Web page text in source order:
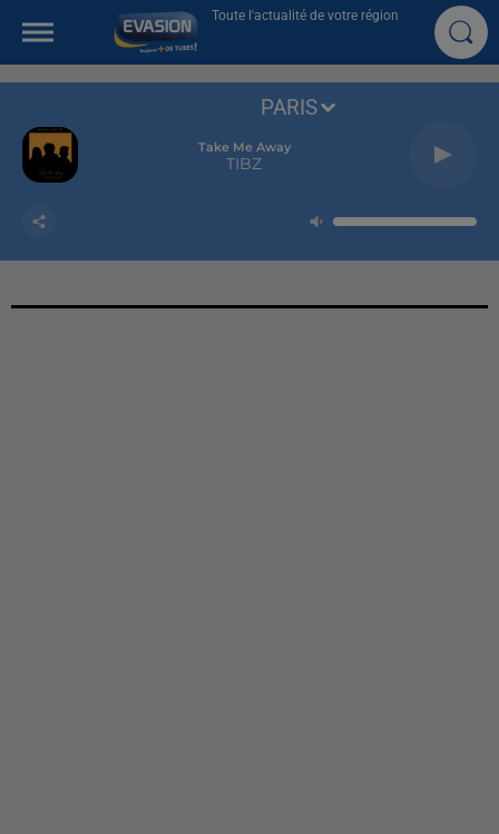
Toute l'actualité de votre région
Take Me Away
TIBZ
PARIS